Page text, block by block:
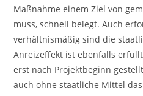
Maßnahme einem Ziel von
muss, schnell belegt. Auch
verhältnismäßig sind die
Anreizeffekt ist ebenfalls
erst nach Projektbeginn
auch ohne staatliche Mittel